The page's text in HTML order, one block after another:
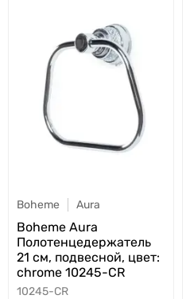
Boheme Aura
Boheme Aura
Полотенцедержатель
21 см, подвесной, цвет:
chrome 10245-CR
10245-CR